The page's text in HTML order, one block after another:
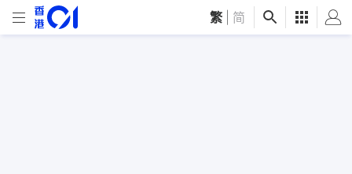
繁 简